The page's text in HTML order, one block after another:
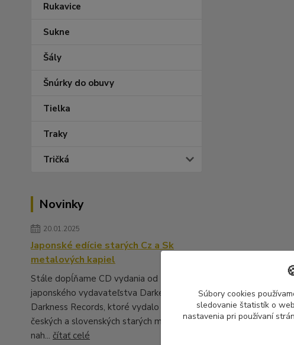
Rukavice
Sukne
Šály
Šnúrky do obuvy
Tielka
Traky
Tričká
Novinky
20.01.2025
Japonské edície starých Cz a Sk
metalových kapiel
Stále dopĺňame CD vydania od
japonského vydavateľstva Darker Than
Darkness Records, ktoré vydalo množstvo
českých a slovenských starých metalových
nah... čítať celé
Súbory cookies
sledovanie štatistík o
nastavenia pri používaní